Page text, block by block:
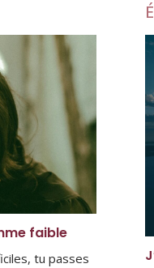
faible
tu passes